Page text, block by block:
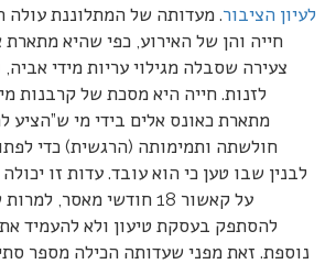
לעיון הציבור. מעדותה של המתלוננת עולה
חייה והן של האירוע, כפי שהיא
צעירה שסבלה מגילוי עריות מידי אביה,
לזנות. חייה היא מסכת של קרבנות
מתארת כאונס אלים בידי מי ש”הציע
חולשתה ותמימותה (הרגשית) כדי
לבנין שבו טען כי הוא עובד. עדות זו
על קאשור 18 חודשי
להסתפק בעסקת טיעון ולא להעמיד
נוספת. זאת מפני שעדותה הכילה מספר